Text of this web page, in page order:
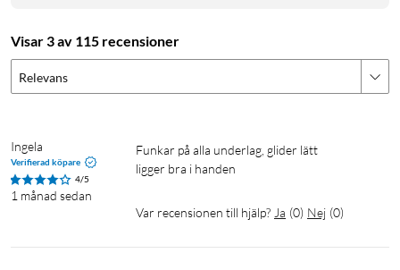
Visar 3 av 115 recensioner
Relevans
Ingela
Verifierad köpare
4/5
1 månad sedan
funkar på alla underlag, glider lätt
ligger bra i handen
Var recensionen till hjälp? Ja (0) Nej (0)